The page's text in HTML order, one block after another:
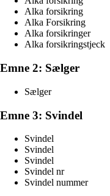
Alka forsikring
Alka Forsikring
Alka forsikringer
Alka forsikringstjeck
Emne 2: Sælger
Sælger
Emne 3: Svindel
Svindel
Svindel
Svindel
Svindel nr
Svindel nummer